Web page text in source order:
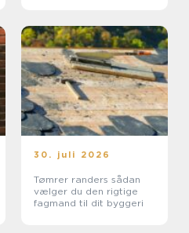
30. juli 2026
Tømrer randers sådan
vælger du den rigtige
fagmand til dit byggeri